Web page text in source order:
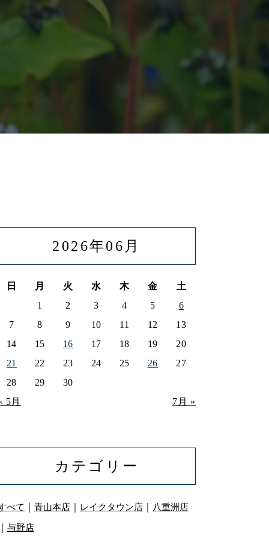
2026年06月
日 月 火 水 木 金 土
5月 7月 »
1 2 3 4 5
6
7
8 9 10 11 12
13
14
15 16 17 18 19
20
21
22 23 24 25 26
27
28
29 30
カテゴリー
べて 青山本店｜ レイクタウン店｜ 八重洲店
与野店